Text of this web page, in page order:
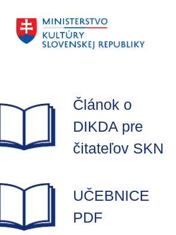
Článok o
DIKDA pre
čitateľov SKN
UČEBNICE
PDF